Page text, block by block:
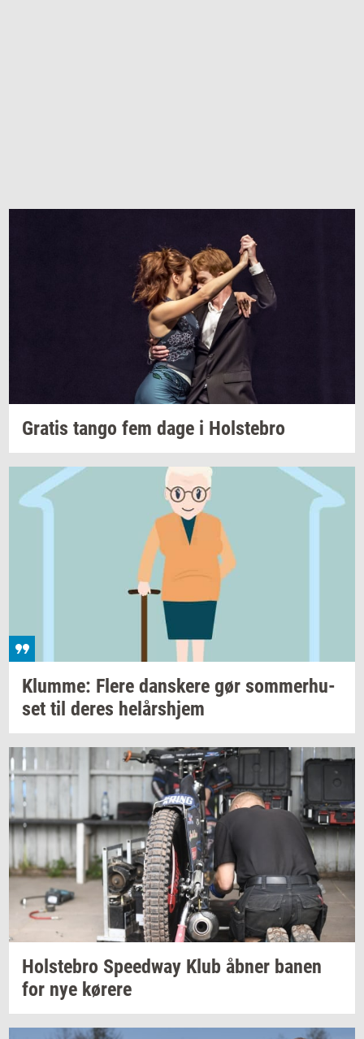
Gra­tis tango fem dage i Holste­bro
Klum­me: Flere dan­ske­re gør som­mer­hu­
set til deres helårs­hjem
Holste­bro Spe­edway Klub åbner banen
for nye kø­re­re